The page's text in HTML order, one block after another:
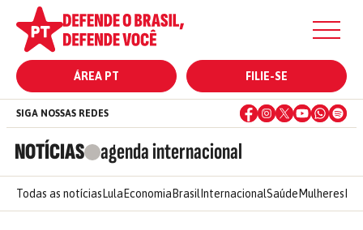
ÁREA PT FILIE-SE
NOTÍCIAS agenda internacional
SIGA NOSSAS REDES
Todas as notícias Lula Economia Brasil InternacionalSaúde Mulheres